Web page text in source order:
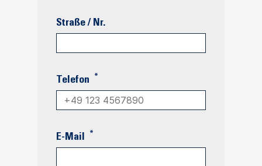
Straße / Nr.
Telefon *
E-Mail *